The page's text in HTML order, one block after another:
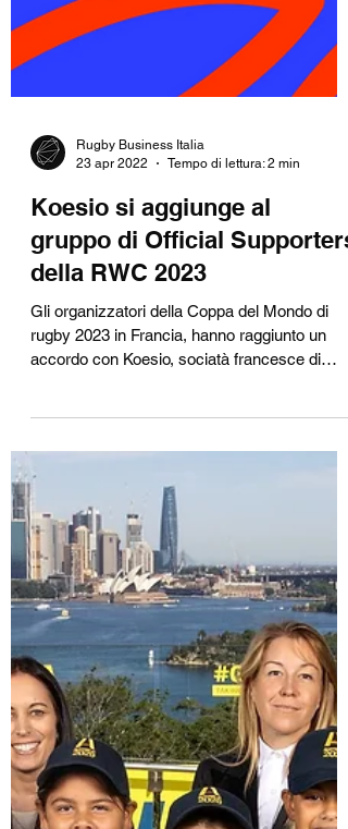
23 apr 2022
Tempo di lettura: 2 min
Koesio si aggiunge al
gruppo di Official Supporters
della RWC 2023
Gli organizzatori della Coppa del Mondo di
rugby 2023 in Francia, hanno raggiunto un
accordo con Koesio, sociatà francesce di
servizi IT,...